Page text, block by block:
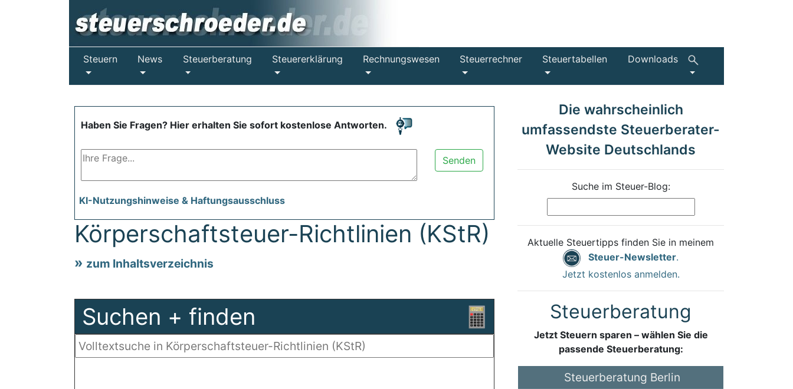
Steuern News Steuerberatung Steuererklärung Rechnungswesen Steuerrechner Steuertabellen Downloads
Haben Sie Fragen? Hier erhalten Sie sofort kostenlose Antworten.
Senden
KI-Nutzungshinweise & Haftungsausschluss
Körperschaftsteuer-Richtlinien (KStR)
zum Inhaltsverzeichnis
Suchen + finden
Die wahrscheinlich
umfassendste Steuerberater-
Website Deutschlands
Suche im Steuer-Blog:
Aktuelle Steuertipps finden Sie in meinem
Steuer-Newsletter.
Jetzt kostenlos anmelden.
Steuerberatung
Jetzt Steuern sparen – wählen Sie die
passende Steuerberatung:
Steuerberatung Berlin